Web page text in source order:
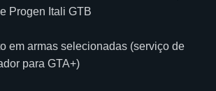
Progen Itali GTB
em armas selecionadas (serviço de
para GTA+)